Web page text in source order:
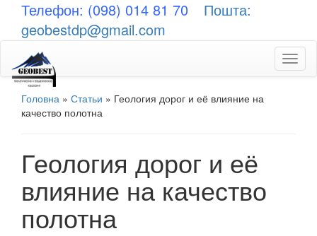
Телефон: (098) 014 81 70
Пошта:
geobestdp@gmail.com
Головна » Статьи » Геология дорог и её влияние на
качество полотна
Геология дорог и её
влияние на качество
полотна